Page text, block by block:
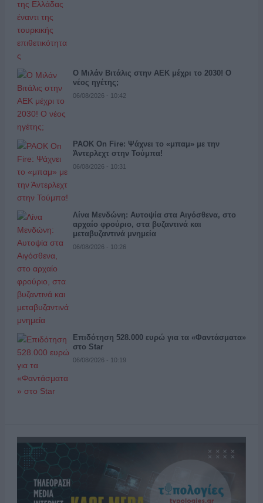
Ο Μιλάν Βιτάλις στην ΑΕΚ μέχρι το 2030! Ο
νέος ηγέτης;
06/08/2026 - 10:42
PAOK On Fire: Ψάχνει το «μπαμ» με την
Άντερλεχτ στην Τούμπα!
06/08/2026 - 10:31
Λίνα Μενδώνη: Αυτοψία στα Αιγόσθενα, στο
αρχαίο φρούριο, στα βυζαντινά και
μεταβυζαντινά μνημεία
06/08/2026 - 10:26
Επιδότηση 528.000 ευρώ για τα «Φαντάσματα»
στο Star
06/08/2026 - 10:19